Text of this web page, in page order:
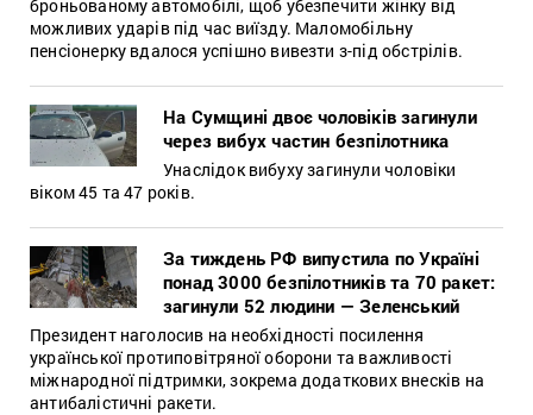
броньованому автомобілі, щоб убезпечити жінку від
можливих ударів під час виїзду. Маломобільну
пенсіонерку вдалося успішно вивезти з-під обстрілів.
На Сумщині двоє чоловіків загинули
через вибух частин безпілотника
Унаслідок вибуху загинули чоловіки
віком 45 та 47 років.
За тиждень РФ випустила по Україні
понад 3000 безпілотників та 70 ракет:
загинули 52 людини — Зеленський
Президент наголосив на необхідності посилення
української протиповітряної оборони та важливості
міжнародної підтримки, зокрема додаткових внесків на
антибалістичні ракети.